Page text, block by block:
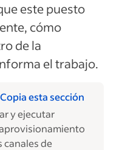
este puesto
cómo
de la
el trabajo.
Copia esta sección
y ejecutar
canales de